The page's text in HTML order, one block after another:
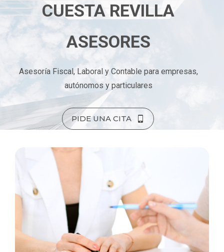
CUESTA REVILLA
ASESORES
Asesoría Fiscal, Laboral y Contable para empresas,
autónomos y particulares
PIDE UNA CITA